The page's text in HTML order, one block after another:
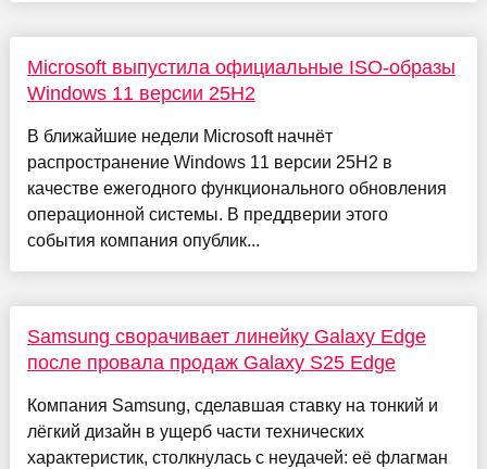
Microsoft выпустила официальные ISO-образы
Windows 11 версии 25H2
В ближайшие недели Microsoft начнёт
распространение Windows 11 версии 25H2 в
качестве ежегодного функционального обновления
операционной системы. В преддверии этого
события компания опублик...
Samsung сворачивает линейку Galaxy Edge
после провала продаж Galaxy S25 Edge
Компания Samsung, сделавшая ставку на тонкий и
лёгкий дизайн в ущерб части технических
характеристик, столкнулась с неудачей: её флагман